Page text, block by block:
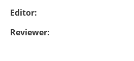
Editor:
Reviewer: